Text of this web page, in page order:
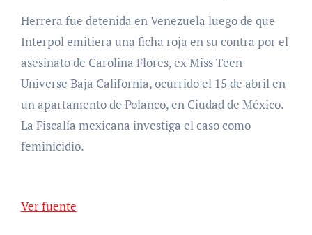
Herrera fue detenida en Venezuela luego de que
Interpol emitiera una ficha roja en su contra por el
asesinato de Carolina Flores, ex Miss Teen
Universe Baja California, ocurrido el 15 de abril en
un apartamento de Polanco, en Ciudad de México.
La Fiscalía mexicana investiga el caso como
feminicidio.
Ver fuente